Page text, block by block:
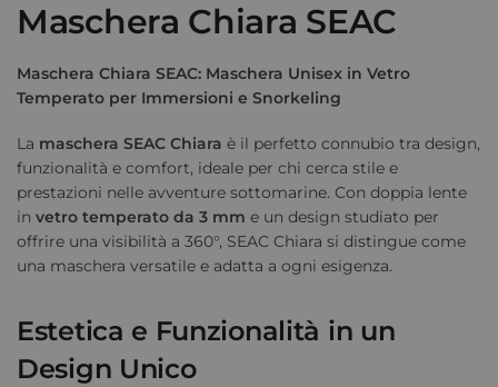
Maschera Chiara SEAC
Maschera Chiara SEAC: Maschera Unisex in Vetro
Temperato per Immersioni e Snorkeling
La maschera SEAC Chiara è il perfetto connubio tra design,
funzionalità e comfort, ideale per chi cerca stile e
prestazioni nelle avventure sottomarine. Con doppia lente
in vetro temperato da 3 mm e un design studiato per
offrire una visibilità a 360°, SEAC Chiara si distingue come
una maschera versatile e adatta a ogni esigenza.
Estetica e Funzionalità in un
Design Unico